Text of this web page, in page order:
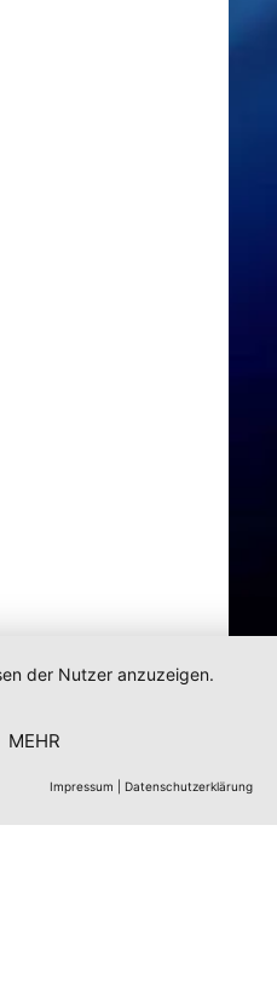
der Nutzer anzuzeigen.
MEHR
Impressum Datenschutzerklärung